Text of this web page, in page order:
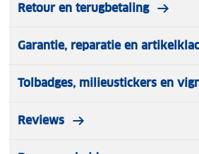
Retour en terugbetaling
Garantie, reparatie en
Tolbadges, milieustickers en
Reviews